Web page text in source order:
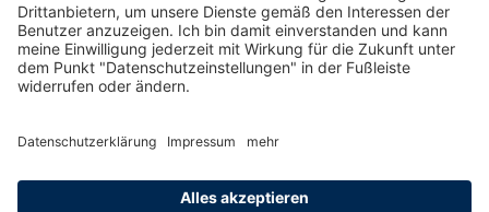
Impressum
Datenschutzeinstellungen
Allgemeine Geschäftsbedingungen